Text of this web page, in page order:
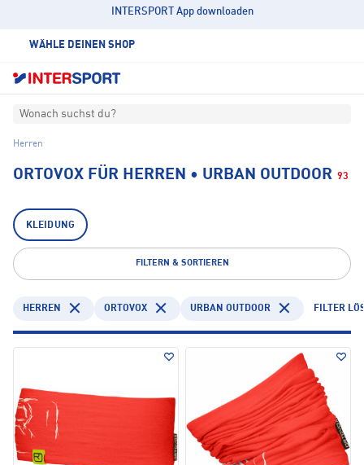
INTERSPORT App downloaden
WÄHLE DEINEN SHOP
Wonach suchst du?
Herren
ORTOVOX FÜR HERREN • URBAN OUTDOOR 93
KLEIDUNG
FILTERN & SORTIEREN
HERREN ORTOVOX URBAN OUTDOOR FILTER